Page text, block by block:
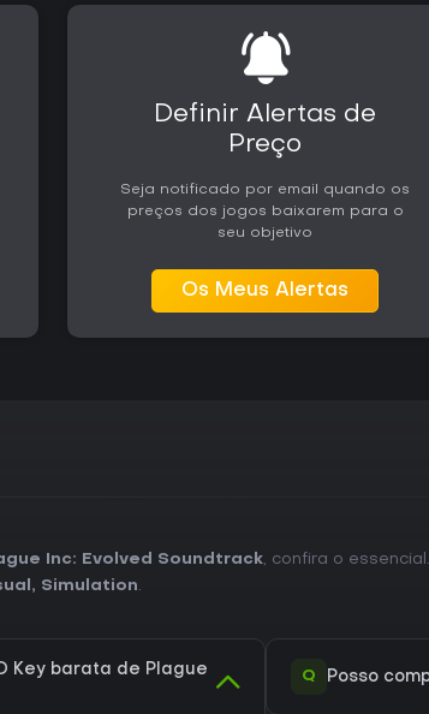
Definir Alertas de
Preço
Seja notificado por email quando os
preços dos jogos baixarem para o
seu objetivo
Os Meus Alertas
Inc: Evolved Soundtrack, confira o
, Simulation.
Key barata de Plague
Q Posso